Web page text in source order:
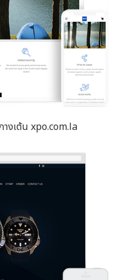
างเต้น xpo.com.la